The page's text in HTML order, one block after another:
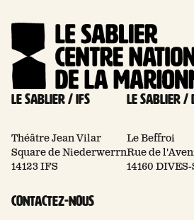
Le Sablier / Ifs
Théâtre Jean Vilar
Square de Niederwerrn
14123 IFS
Le Sablier /
Le Beffroi
Rue de
14160
Contactez-nous